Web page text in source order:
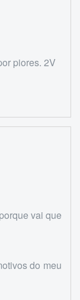
piores. 2V
vai que
do meu